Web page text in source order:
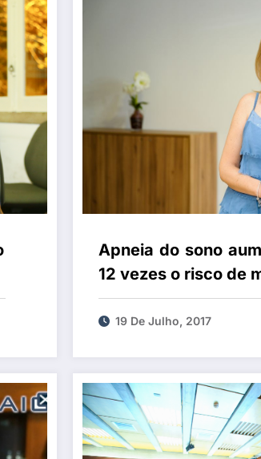
Apneia do sono
12 vezes o risco de
19 De Julho, 2017